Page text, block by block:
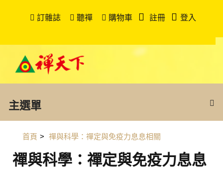
訂雜誌 聽禪 購物車 註冊 登入
主選單
首頁 > 禪與科學：禪定與免疫力息息相關
禪與科學：禪定與免疫力息息